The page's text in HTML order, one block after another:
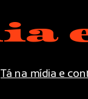
Tá na mídia e